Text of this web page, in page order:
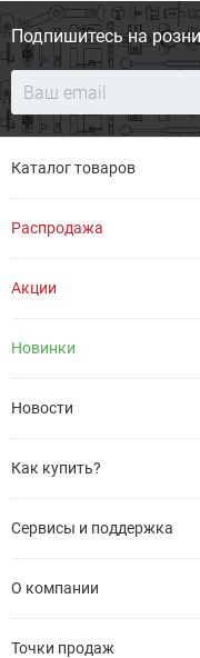
Подпишитесь на
Каталог товаров
Распродажа
Акции
Новинки
Новости
Как купить?
Сервисы и поддержка
О компании
Точки продаж